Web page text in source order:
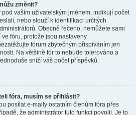
změnit?
vaším uživatelským jménem, indikují počet
nebo slouží k identifikaci určitých
Obecně řečeno, nemůžete sami
fóru, protože jsou nastaveny
fórum zbytečným přispíváním jen
Na většině fór to nebude tolerováno a
sníží váš počet příspěvků.
fóra, musím se přihlásit?
posílat e-maily ostatním členům fóra přes
že administrátor tuto funkci povolil. Je to